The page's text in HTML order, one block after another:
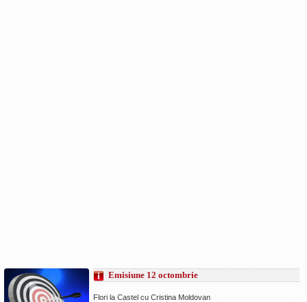
Emisiune 12 octombrie
Flori la Castel cu Cristina Moldovan